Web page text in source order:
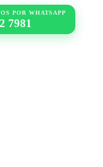
POR WHATSAPP
7981